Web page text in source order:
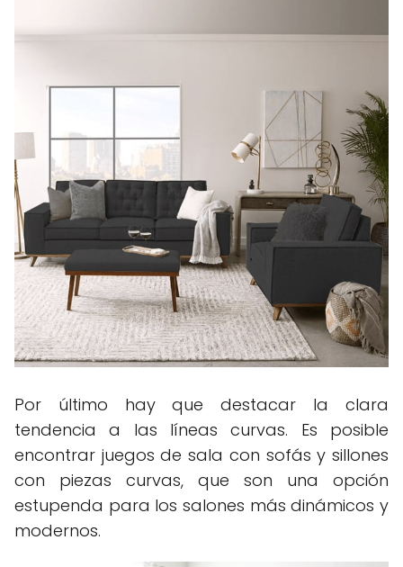
Por último hay que destacar la clara
tendencia a las líneas curvas. Es posible
encontrar juegos de sala con sofás y sillones
con piezas curvas, que son una opción
estupenda para los salones más dinámicos y
modernos.